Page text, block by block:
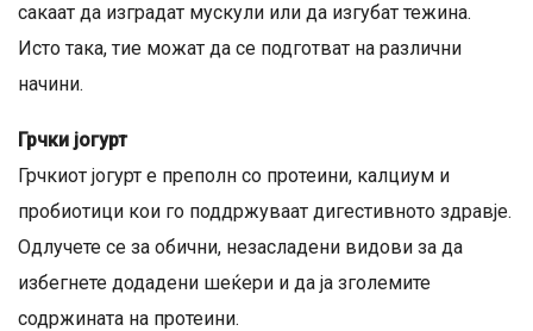
сакаат да изградат мускули или да изгубат тежина.
Исто така, тие можат да се подготват на различни
начини.
Грчки јогурт
Грчкиот јогурт е преполн со протеини, калциум и
пробиотици кои го поддржуваат дигестивното здравје.
Одлучете се за обични, незасладени видови за да
избегнете додадени шеќери и да ја зголемите
содржината на протеини.